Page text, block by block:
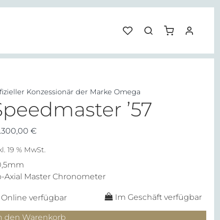
Konzessionär der Marke Omega
’57
€
19 % MwSt.
Axial Master Chronometer
Online verfügbar
Im Geschäft verfügbar
den Warenkorb